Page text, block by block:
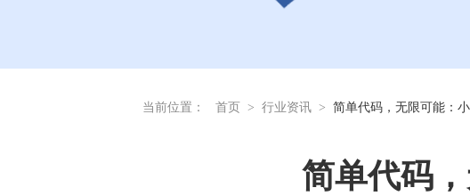
当前位置： 首页 > 行业资讯 > 简单代码，无限可能：
简单代码